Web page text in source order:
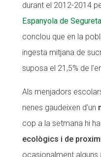
durant el 2012-2014
Espanyola de
conclou que en la
ingesta mitjana de
suposa el 21,5% de
Als menjadors
nenes gaudeixen d’un
cop a la setmana hi ha
ecològics i de
ocasionalment alguns